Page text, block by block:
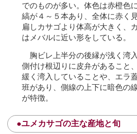
でのものが多い。体色は赤橙色
縞が４～５本あり、全体に赤く
扁しカサゴより体高が大きく、
はメバルに近い形をしている。
胸ビレ上半分の後縁が浅く湾
側付け根辺りに皮弁があること
緩く湾入していることや、エラ
班があり、側線の上下に暗色の
が特徴。
●ユメカサゴの主な産地と旬